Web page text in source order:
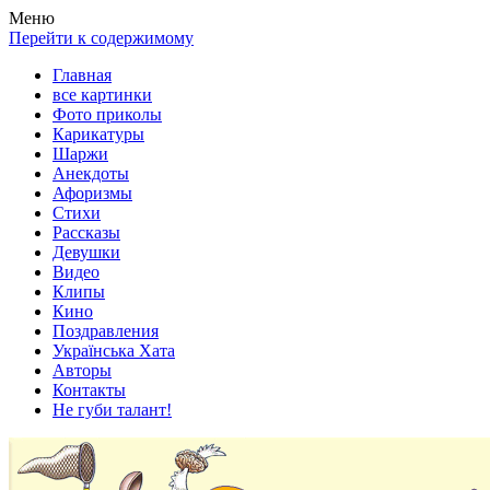
Весела хата — прикольные картинки, смешные истории, клипы!
Покажем всем ваши фото приколы, карикатуры, шаржи, стихи,
Меню
Перейти к содержимому
Главная
все картинки
Фото приколы
Карикатуры
Шаржи
Анекдоты
Афоризмы
Стихи
Рассказы
Девушки
Видео
Клипы
Кино
Поздравления
Українська Хата
Авторы
Контакты
Не губи талант!